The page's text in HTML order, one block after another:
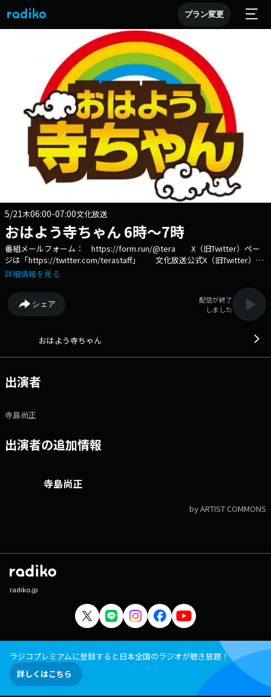
プラン変更
5/21木06:00-07:00文化放送
おはよう寺ちゃん 6時～7時
番組メールフォーム： https://form.run/@tera X（旧Twitter）ペー
ジは「https://twitter.com/terastaff」 文化放送公式X（旧Twitter）ア
カウントは「@joqrpr」 文化放送公式X（旧Twitter）ハッシュタグは「#
「https://www.facebook.com/1134joqr」 文化放送公式LINEは
「@joqr_916」
詳細情報を見る
シェア
配信が終了
しました
おはよう寺ちゃん
出演者
寺島尚正
出演者の追加情報
寺島尚正
by ARTIST COMMONS
radiko.jp
ラジコプレミアムに登録すると日本全国のラジオが聴き放題！
詳しくはこちら